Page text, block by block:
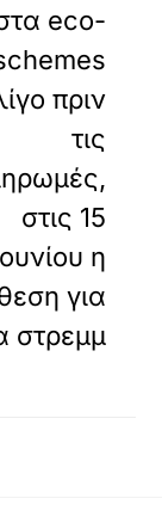
eco-
πριν
τις
στις 15
η
για
στρεμμ